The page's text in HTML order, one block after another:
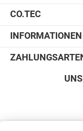
CO.TEC
INFORMATIONEN